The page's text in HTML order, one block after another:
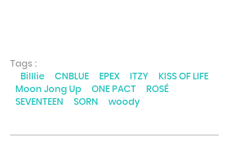
Tags :
Billlie
CNBLUE EPEX ITZY
KISS OF LIFE
Moon Jong Up
ONE PACT
ROSÉ
SEVENTEEN
SORN woody